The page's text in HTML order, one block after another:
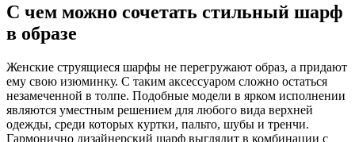
С чем можно сочетать стильный шарф
в образе
Женские струящиеся шарфы не перегружают образ, а придают
ему свою изюминку. С таким аксессуаром сложно остаться
незамеченной в толпе. Подобные модели в ярком исполнении
являются уместным решением для любого вида верхней
одежды, среди которых куртки, пальто, шубы и тренчи.
Гармонично дизайнерский шарф выглядит в комбинации с